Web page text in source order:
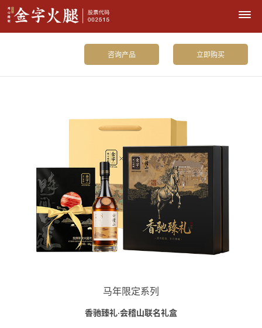
立即购买
咨询产品
马年限定系列
香驰臻礼·会稽山联名礼盒